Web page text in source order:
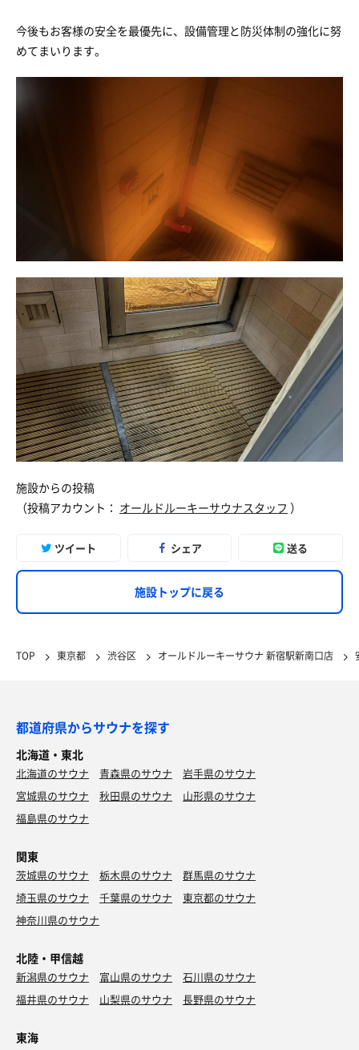
今後もお客様の安全を最優先に、設備管理と防災体制の強化に努
めてまいります。
施設からの投稿
（投稿アカウント： オールドルーキーサウナスタッフ ）
ツイート シェア 送る
施設トップに戻る
TOP 東京都 渋谷区 オールドルーキーサウナ 新宿駅新南口店
都道府県からサウナを探す
北海道・東北
北海道のサウナ 青森県のサウナ
岩手県のサウナ
宮城県のサウナ
秋田県のサウナ
山形県のサウナ
福島県のサウナ
関東
茨城県のサウナ 栃木県のサウナ
群馬県のサウナ
埼玉県のサウナ
千葉県のサウナ
東京都のサウナ
神奈川県のサウナ
北陸・甲信越
新潟県のサウナ 富山県のサウナ
石川県のサウナ
福井県のサウナ
山梨県のサウナ 長野県のサウナ
東海